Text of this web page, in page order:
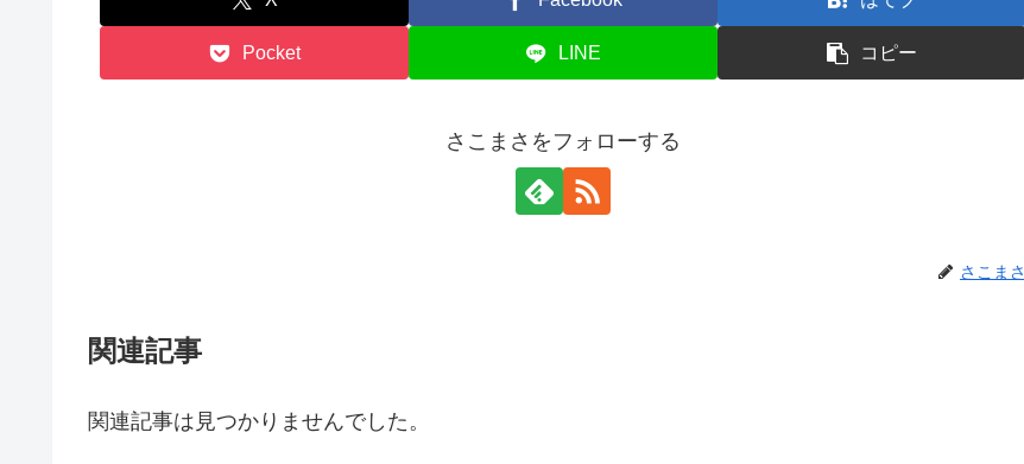
Pocket LINE コピー
さこまさをフォローする
さこまさ
関連記事
関連記事は見つかりませんでした。